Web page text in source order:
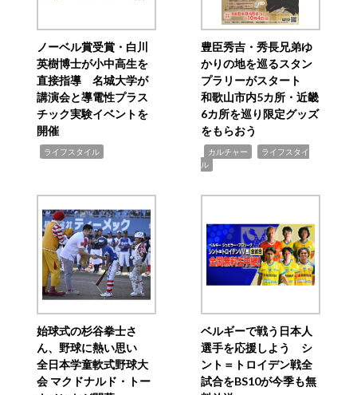
ノーベル賞受賞・白川
英樹博士が小中高生を
直接指導 名城大学が
講演会と導電性プラス
チック実験イベントを
開催
ライフスタイル
豊臣秀吉・秀長兄弟ゆ
かりの地を巡るスタン
プラリーがスタート
和歌山市内5カ所・近畿
6カ所を巡り限定グッズ
をもらおう
カルチャー
ライフスタイ
ル
始球式の杉谷拳士さ
ん、野球に熱い思い
全日本学童軟式野球大
会 マクドナルド・トー
ベルギーで戦う日本人
選手を応援しよう シ
ント＝トロイデン戦全
試合をBS10が今季も無